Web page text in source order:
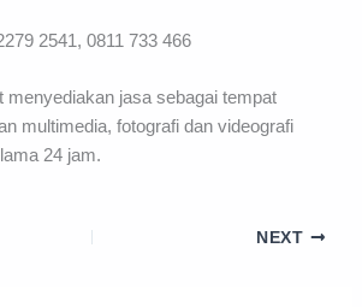
2541, 0811 733 466
menyediakan jasa sebagai tempat
multimedia, fotografi dan videografi
24 jam.
NEXT